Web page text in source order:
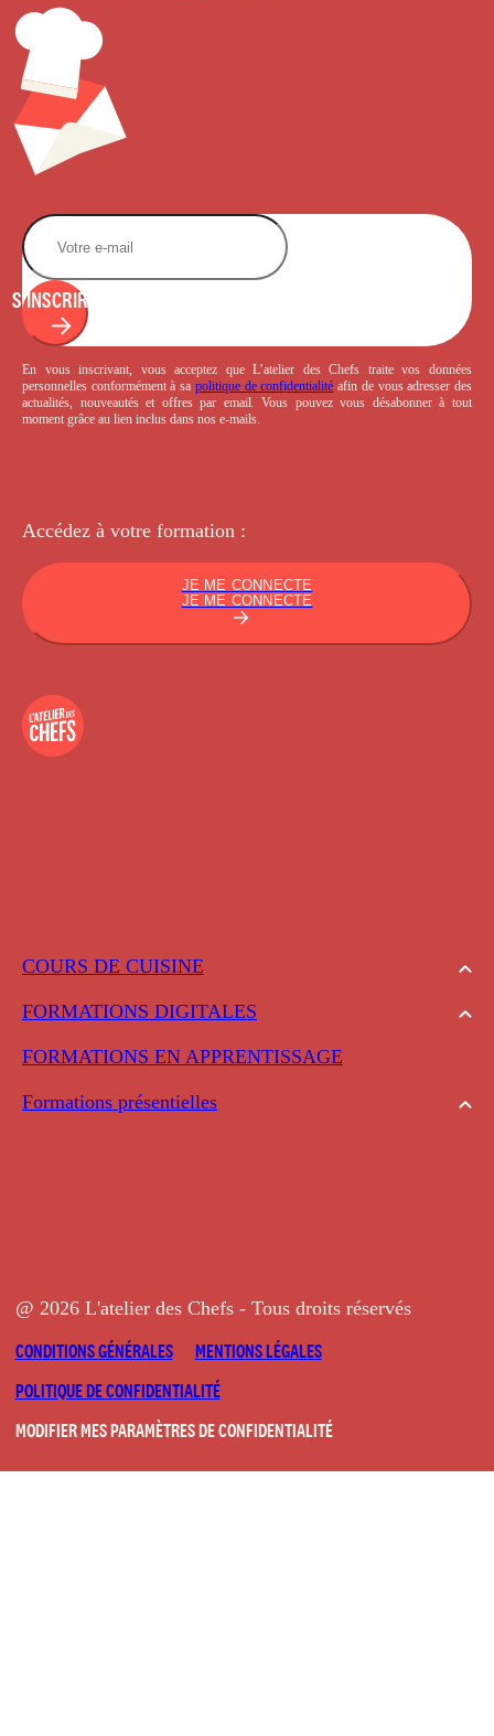
COURS DE CUISINE
FORMATIONS DIGITALES
FORMATIONS EN APPRENTISSAGE
Formations présentielles
S'INSCRIRE
En vous inscrivant, vous acceptez que L’atelier des Chefs traite vos données
personnelles conformément à sa politique de confidentialité afin de vous adresser des
actualités, nouveautés et offres par email. Vous pouvez vous désabonner à tout
moment grâce au lien inclus dans nos e-mails.
Accédez à votre formation :
JE ME CONNECTE
JE ME CONNECTE
@ 2026 L'atelier des Chefs - Tous droits réservés
CONDITIONS GÉNÉRALES
MENTIONS LÉGALES
POLITIQUE DE CONFIDENTIALITÉ
MODIFIER MES PARAMÈTRES DE CONFIDENTIALITÉ